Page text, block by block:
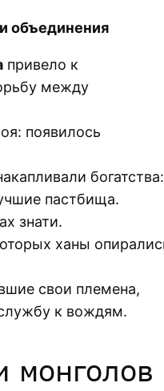
объединения
привело к
между
появилось
богатства:
пастбища.
знати.
ханы
свои племена,
к вождям.
монголов